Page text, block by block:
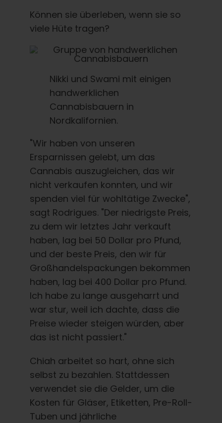
Können sie überleben, wenn sie so
viele Hüte tragen?
Nikki und Swami mit einigen
handwerklichen
Cannabisbauern in
Nordkalifornien.
"Wir haben von unseren
Ersparnissen gelebt, um das
Cannabis auszugleichen, das wir
nicht verkaufen konnten, und wir
spenden viel für wohltätige Zwecke",
sagt Rodrigues. "Der niedrigste Preis,
zu dem wir letztes Jahr verkauft
haben, lag bei 50 Dollar pro Pfund,
und der beste Preis, den wir für
Großhandelspackungen bekommen
haben, lag bei 400 Dollar pro Pfund.
Ich habe zu lange ausgeharrt und
war stur, weil ich dachte, dass die
Preise wieder steigen würden, aber
das ist nicht passiert."
Chiah arbeitet so hart, ohne sich
selbst zu bezahlen. Stattdessen
verwendet sie die Gelder, um die
Kosten für Gläser, Etiketten, Pre-Roll-
Tuben und jährliche